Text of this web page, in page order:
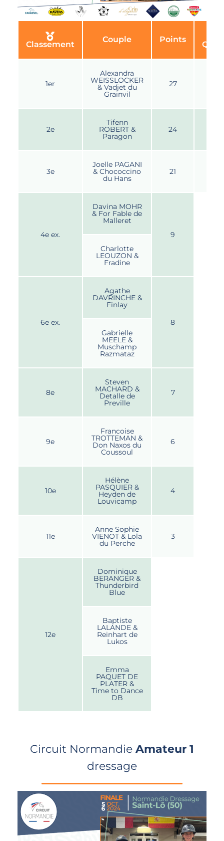
Classement
Couple Points
1er
Alexandra
WEISSLOCKER
& Vadjet du
Grainvil
27
2e
Tifenn
ROBERT &
Paragon
24
3e
Joelle PAGANI
& Chococcino
du Hans
21
4e ex.
Davina MOHR
& For Fable de
Malleret
9
Charlotte
LEOUZON &
Fradine
6e ex.
Agathe
DAVRINCHE &
Finlay
8
Gabrielle
MEELE &
Muschamp
Razmataz
8e
Steven
MACHARD &
Detalle de
Preville
7
9e
Francoise
TROTTEMAN &
Don Naxos du
Coussoul
6
10e
Hélène
PASQUIER &
Heyden de
Louvicamp
4
11e
Anne Sophie
VIENOT & Lola
du Perche
3
12e
Dominique
BERANGER &
Thunderbird
Blue
Baptiste
LALANDE &
Reinhart de
Lukos
Emma
PAQUET DE
PLATER &
Time to Dance
DB
Circuit Normandie Amateur 1
dressage